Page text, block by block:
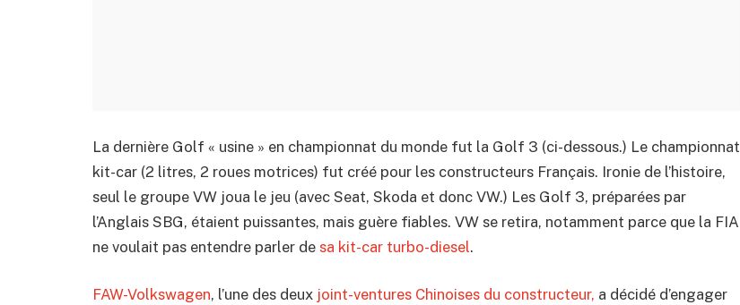
La dernière Golf « usine » en championnat du monde fut la Golf 3 (ci-dessous.) Le championnat
kit-car (2 litres, 2 roues motrices) fut créé pour les constructeurs Français. Ironie de l’histoire,
seul le groupe VW joua le jeu (avec Seat, Skoda et donc VW.) Les Golf 3, préparées par
l’Anglais SBG, étaient puissantes, mais guère fiables. VW se retira, notamment parce que la FIA
ne voulait pas entendre parler de sa kit-car turbo-diesel.
FAW-Volkswagen, l’une des deux joint-ventures Chinoises du constructeur, a décidé d’engager